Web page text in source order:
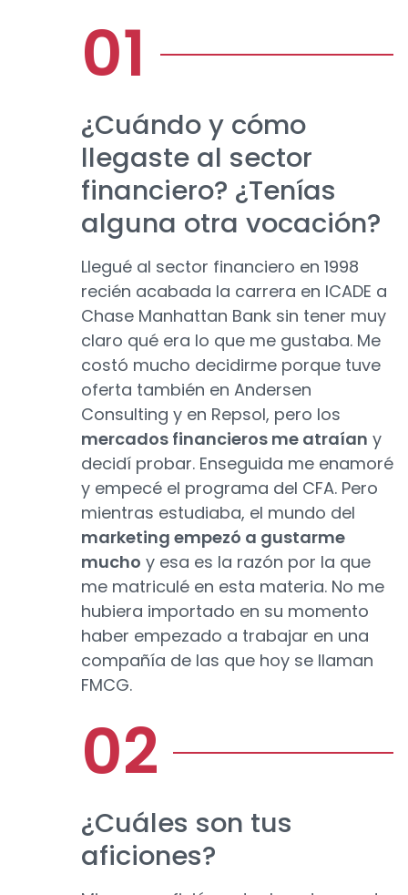
¿Cuándo y cómo
llegaste al sector
financiero? ¿Tenías
alguna otra vocación?
Llegué al sector financiero en 1998
recién acabada la carrera en ICADE a
Chase Manhattan Bank sin tener muy
claro qué era lo que me gustaba. Me
costó mucho decidirme porque tuve
oferta también en Andersen
Consulting y en Repsol, pero los
mercados financieros me atraían y
decidí probar. Enseguida me enamoré
y empecé el programa del CFA. Pero
mientras estudiaba, el mundo del
marketing empezó a gustarme
mucho y esa es la razón por la que
me matriculé en esta materia. No me
hubiera importado en su momento
haber empezado a trabajar en una
compañía de las que hoy se llaman
FMCG.
¿Cuáles son tus
aficiones?